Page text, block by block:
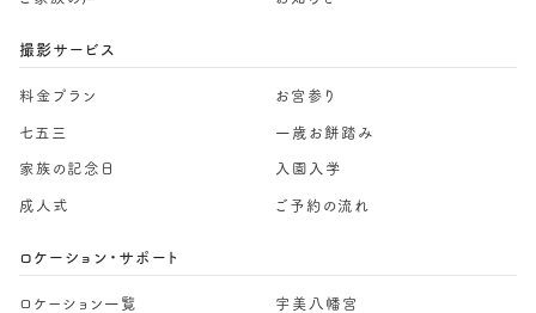
撮影サービス
料金プラン お宮参り
七五三 一歳お餅踏み
家族の記念日 入園入学
成人式 ご予約の流れ
ロケーション・サポート
ロケーション一覧 宇美八幡宮